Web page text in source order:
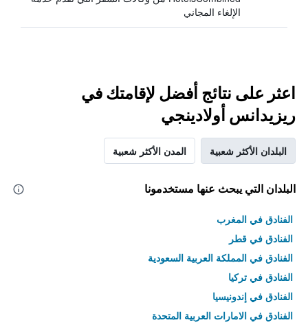
الإلغاء المجاني
اعثر على نتائج أفضل لإقامتك في
ريزيدانس أولادينجي
البلدان الأكثر شعبية المدن الأكثر شعبية
البلدان التي يبحث عنها مستخدمونا
الفنادق في المغرب
الفنادق في قطر
الفنادق في المملكة العربية السعودية
الفنادق في تركيا
الفنادق في إندونيسيا
الفنادق في الامارات العربية المتحدة